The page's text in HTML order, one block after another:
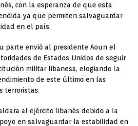
con la esperanza de que esta
ya que permiten salvaguardar
en el país.
parte envió al presidente Aoun el
de Estados Unidos de seguir
militar libanesa, elogiando la
de este último en las
terroristas.
al ejército libanés debido a la
en salvaguardar la estabilidad en